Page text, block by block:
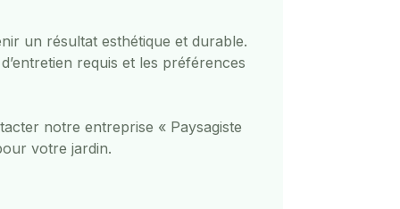
un résultat esthétique et durable.
requis et les préférences
notre entreprise « Paysagiste
votre jardin.